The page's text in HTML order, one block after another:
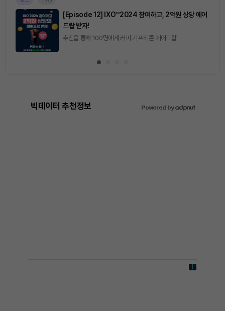
[Episode 12] IXO™2024 참여하고, 2억원 상당 에어
드랍 받자!
추첨을 통해 100명에게 커피 기프티콘 에어드랍
빅데이터 추천정보